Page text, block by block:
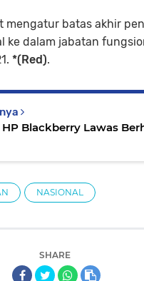
mengatur batas akhir
ke dalam jabatan
*(Red).
Blackberry Lawas
NASIONAL
SHARE